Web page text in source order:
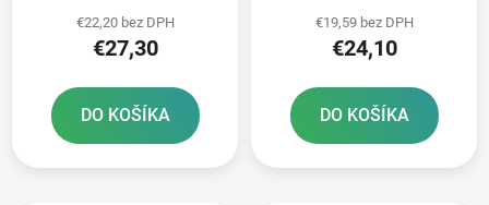
ks v balení
€22,20 bez DPH
€27,30
DO KOŠÍKA
€19,59 bez DPH
€24,10
DO KOŠÍKA